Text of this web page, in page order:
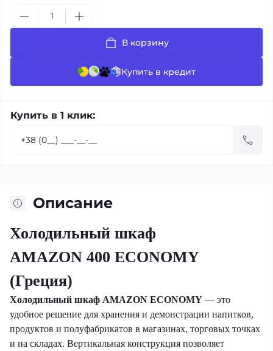
В корзину
Купить в кредит
Купить в 1 клик:
Описание
Холодильный шкаф
AMAZON 400 ECONOMY
(Греция)
Холодильный шкаф AMAZON ECONOMY — это
удобное решение для хранения и демонстрации напитков,
продуктов и полуфабрикатов в магазинах, торговых точках
и на складах. Вертикальная конструкция позволяет